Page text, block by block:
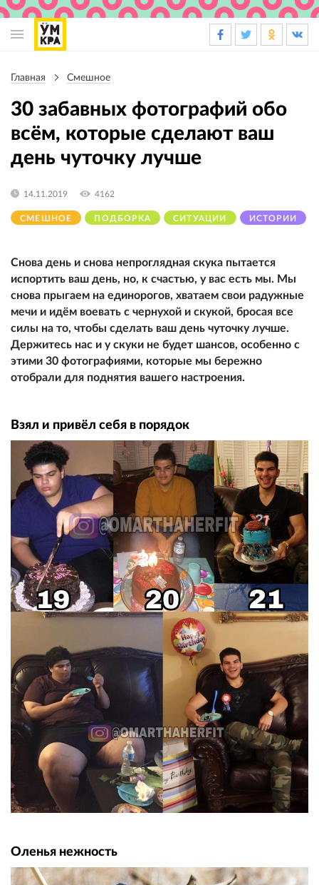
навигации
Главная Смешное
30 забавных фотографий обо
всём, которые сделают ваш
день чуточку лучше
СМЕШНОЕ ПОДБОРКА СИТУАЦИИ ИСТОРИИ
14.11.2019 4162
Снова день и снова непроглядная скука пытается
испортить ваш день, но, к счастью, у вас есть мы. Мы
снова прыгаем на единорогов, хватаем свои радужные
мечи и идём воевать с чернухой и скукой, бросая все
силы на то, чтобы сделать ваш день чуточку лучше.
Держитесь нас и у скуки не будет шансов, особенно с
этими 30 фотографиями, которые мы бережно
отобрали для поднятия вашего настроения.
Взял и привёл себя в порядок
Оленья нежность